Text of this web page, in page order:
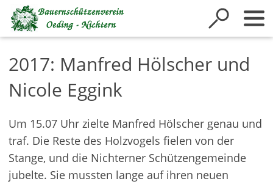
Inhalt anspringen
2017: Manfred Hölscher und
Nicole Eggink
Um 15.07 Uhr zielte Manfred Hölscher genau und
traf. Die Reste des Holzvogels fielen von der
Stange, und die Nichterner Schützengemeinde
jubelte. Sie mussten lange auf ihren neuen